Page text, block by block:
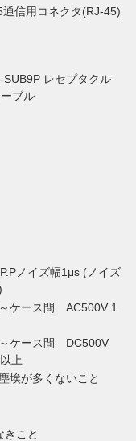
信用コネクタ(RJ-45)
レセプタクル
ブル
ノイズ幅1μs (ノイズ
ケース間 AC500V 1
ケース間 DC500V
上
埃が多くないこと
こと